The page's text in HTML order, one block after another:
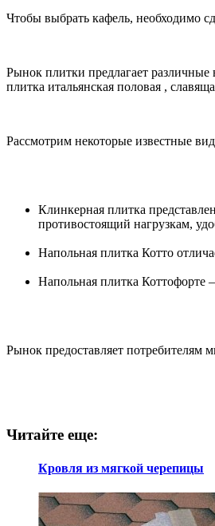
Чтобы выбрать кафель, необходимо
Рынок плитки предлагает
плитка итальянская половая ,
Рассмотрим некоторые известные
Клинкерная плитка
противостоящий нагрузкам,
Напольная плитка Котто
Напольная плитка Коттофорте
Рынок предоставляет потребителям
Читайте еще:
Кровля из мягкой черепицы